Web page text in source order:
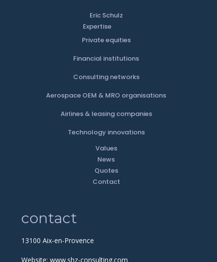
Eric Schulz
Expertise
Private equities
Financial institutions
Consulting networks
Aerospace OEM & MRO organisations
Airlines & leasing companies
Technology innovations
Values
News
Quotes
Contact
contact
13100 Aix-en-Provence
Website: www.shz-consulting.com